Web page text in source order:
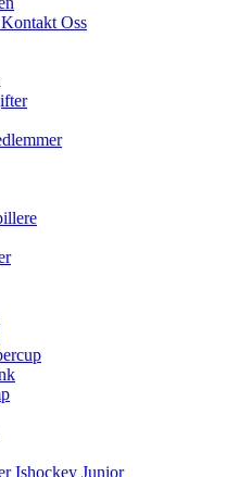
Oss
Ishockey Junior